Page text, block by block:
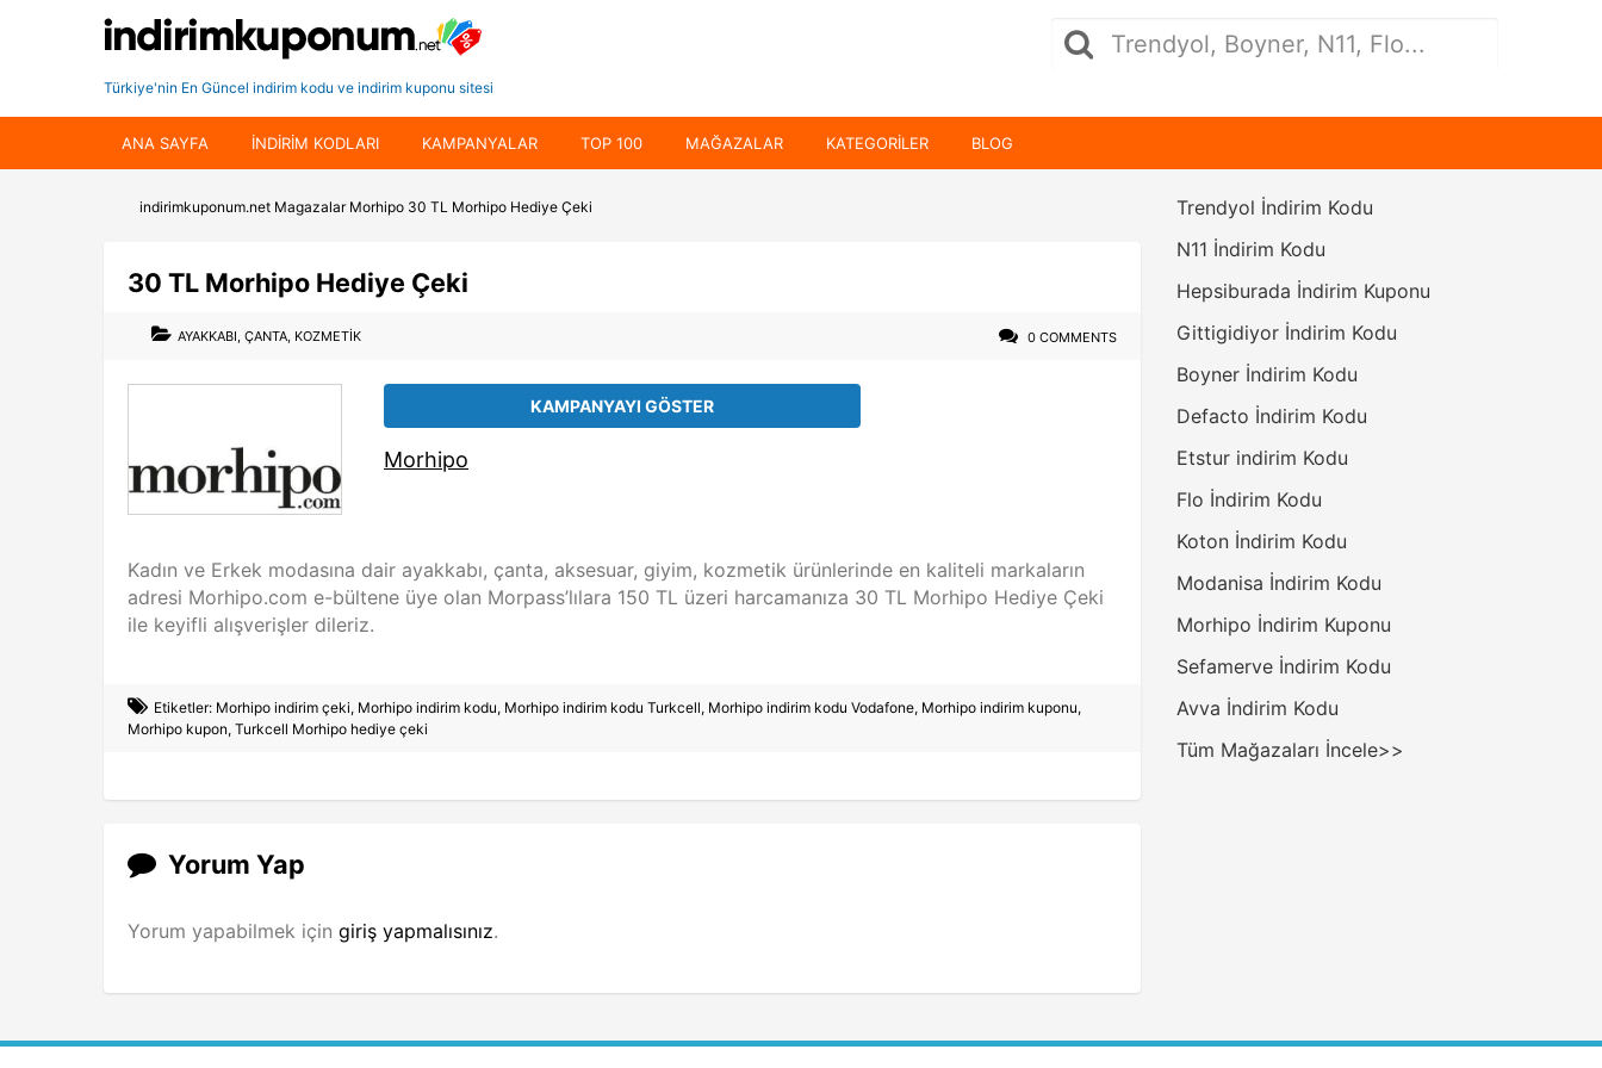
Türkiye'nin En Güncel indirim kodu ve indirim kuponu sitesi
ANA SAYFA INDIRIM KODLARI KAMPANYALAR TOP 100 MAĞAZALAR KATEGORILER BLOG
indirimkuponum.net Magazalar Morhipo 30 TL Morhipo Hediye Çeki
30 TL Morhipo Hediye Çeki
AYAKKABI ÇANTA KOZMETIK 0 COMMENTS
KAMPANYAYI GÖSTER
Morhipo
Kadın ve Erkek modasına dair ayakkabı, çanta, aksesuar, giyim, kozmetik ürünlerinde en kaliteli markaların
adresi Morhipo.com e-bültene üye olan Morpass’lılara 150 TL üzeri harcamanıza 30 TL Morhipo Hediye Çeki
ile keyifli alışverişler dileriz.
Etiketler: Morhipo indirim çeki, Morhipo indirim kodu, Morhipo indirim kodu Turkcell, Morhipo indirim kodu Vodafone, Morhipo indirim kuponu,
Morhipo kupon, Turkcell Morhipo hediye çeki
Yorum Yap
Yorum yapabilmek için giriş yapmalısınız.
Trendyol İndirim Kodu
N11 İndirim Kodu
Hepsiburada İndirim Kuponu
Gittigidiyor İndirim Kodu
Boyner İndirim Kodu
Defacto İndirim Kodu
Etstur indirim Kodu
Flo İndirim Kodu
Koton İndirim Kodu
Modanisa İndirim Kodu
Morhipo İndirim Kuponu
Sefamerve İndirim Kodu
Avva İndirim Kodu
Tüm Mağazaları İncele>>